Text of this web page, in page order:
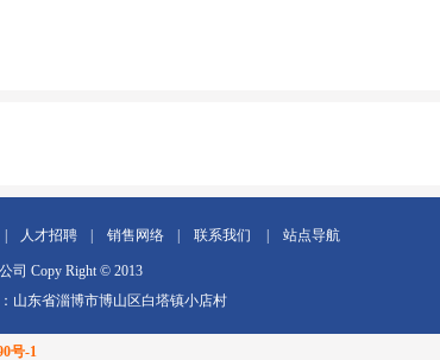
人才招聘 销售网络 联系我们 站点导航
司 Copy Right © 2013
山东省淄博市博山区白塔镇小店村
号-1